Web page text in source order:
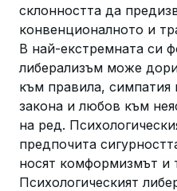
склонността да
конвенционалното и
В най-екстремната си
либерализъм може
към правила,
закона и любов към
на ред.
предпочита
носят комформизмът и
Психологическият